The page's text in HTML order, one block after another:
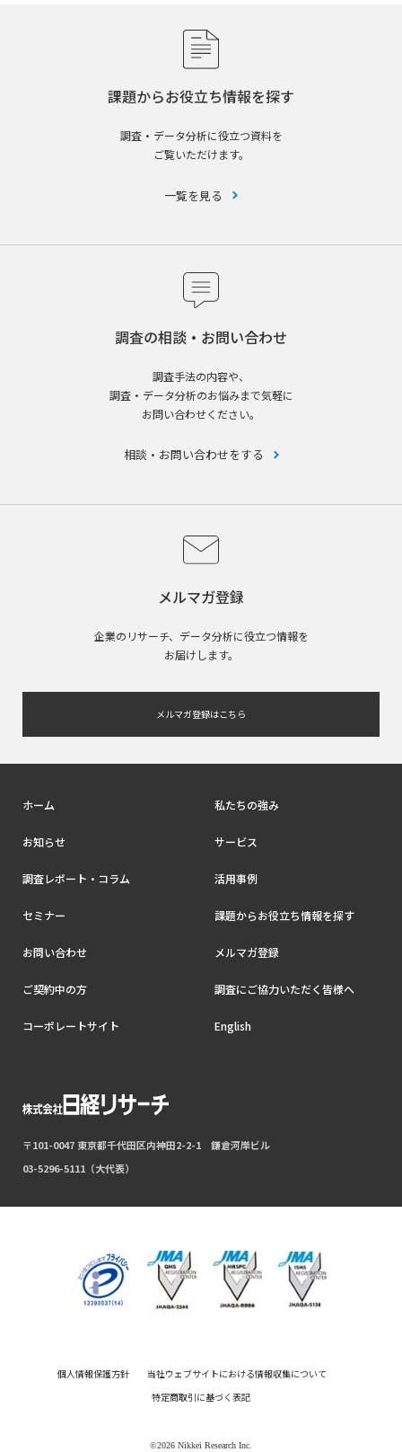
課題からお役立ち情報を探す
調査・データ分析に役立つ資料を
ご覧いただけます。
一覧を見る
調査の相談・お問い合わせ
調査手法の内容や、
調査・データ分析のお悩みまで気軽に
お問い合わせください。
相談・お問い合わせをする
メルマガ登録
企業のリサーチ、データ分析に役立つ情報を
お届けします。
メルマガ登録はこちら
ホーム 私たちの強み
お知らせ サービス
調査レポート・コラム 活用事例
セミナー 課題からお役立ち情報を探す
お問い合わせ メルマガ登録
ご契約中の方 調査にご協力いただく皆様へ
コーポレートサイト English
〒101-0047 東京都千代田区内神田2-2-1 鎌倉河岸ビル
03-5296-5111（大代表）
個人情報保護方針
当社ウェブサイトにおける情報収集について
特定商取引に基づく表記
©2026 Nikkei Research Inc.